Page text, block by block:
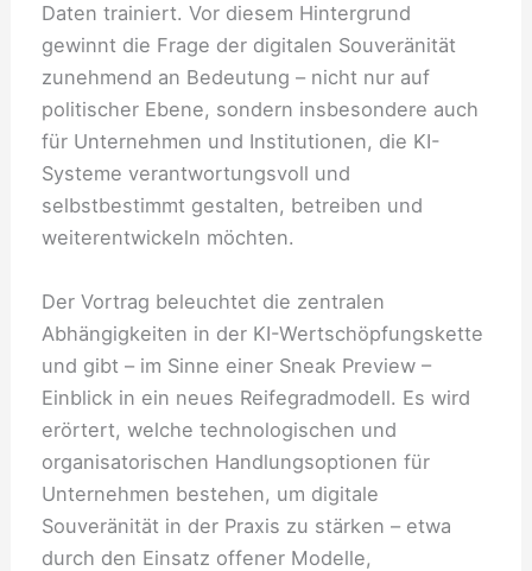
Daten trainiert. Vor diesem Hintergrund
gewinnt die Frage der digitalen Souveränität
zunehmend an Bedeutung – nicht nur auf
politischer Ebene, sondern insbesondere auch
für Unternehmen und Institutionen, die KI-
Systeme verantwortungsvoll und
selbstbestimmt gestalten, betreiben und
weiterentwickeln möchten.
Der Vortrag beleuchtet die zentralen
Abhängigkeiten in der KI-Wertschöpfungskette
und gibt – im Sinne einer Sneak Preview –
Einblick in ein neues Reifegradmodell. Es wird
erörtert, welche technologischen und
organisatorischen Handlungsoptionen für
Unternehmen bestehen, um digitale
Souveränität in der Praxis zu stärken – etwa
durch den Einsatz offener Modelle,